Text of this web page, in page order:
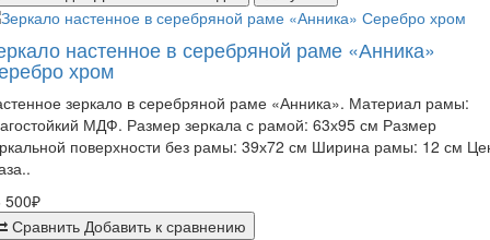
настенное в серебряной раме «Анника»
хром
зеркало в серебряной раме «Анника». Материал рамы:
МДФ. Размер зеркала с рамой: 63х95 см Размер
поверхности без рамы: 39х72 см Ширина рамы: 12 см
500₽
Сравнить Добавить к сравнению